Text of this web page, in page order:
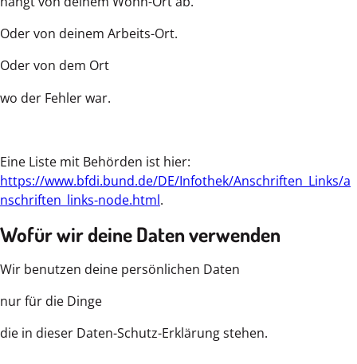
Oder von deinem Arbeits-Ort.
Oder von dem Ort
wo der Fehler war.
Eine Liste mit Behörden ist hier:
https://www.bfdi.bund.de/DE/Infothek/Anschriften_Links/a
nschriften_links-node.html.
Wofür wir deine Daten verwenden
Wir benutzen deine persönlichen Daten
nur für die Dinge
die in dieser Daten-Schutz-Erklärung stehen.